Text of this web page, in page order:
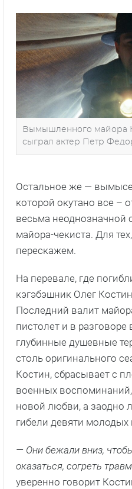
Вымышленного майора
сыграл актер Петр
Остальное же —
которой окутано все –
весьма неоднозначной
майора-чекиста. Для
перескажем.
На перевале, где
кэгэбэшник Олег
Последний валит
пистолет и в
глубинные душевные
столь оригинального
Костин, сбрасывает с
военных воспоминаний,
новой любви, а заодно
гибели девяти молодых
— Они бежали вниз,
оказаться, согреть
уверенно говорит